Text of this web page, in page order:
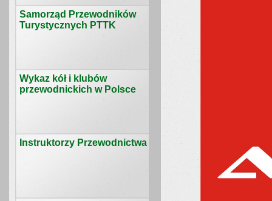
Samorząd Przewodników
Turystycznych PTTK
Wykaz kół i klubów
przewodnickich w Polsce
Instruktorzy Przewodnictwa